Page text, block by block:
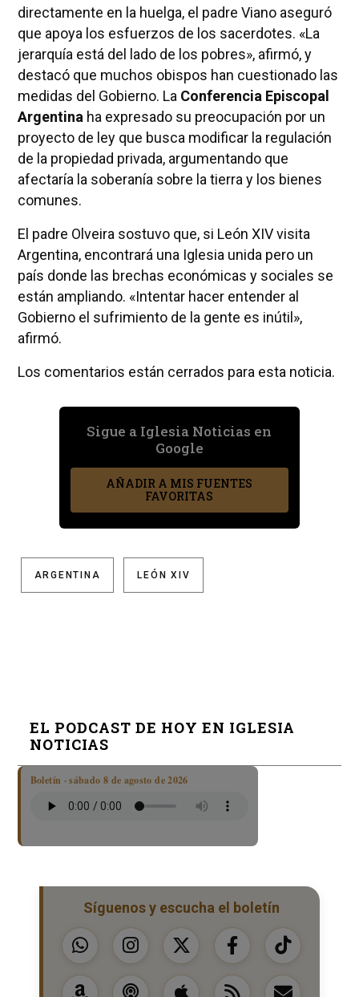
directamente en la huelga, el padre Viano aseguró
que apoya los esfuerzos de los sacerdotes. «La
jerarquía está del lado de los pobres», afirmó, y
destacó que muchos obispos han cuestionado las
medidas del Gobierno. La Conferencia Episcopal
Argentina ha expresado su preocupación por un
proyecto de ley que busca modificar la regulación
de la propiedad privada, argumentando que
afectaría la soberanía sobre la tierra y los bienes
comunes.
El padre Olveira sostuvo que, si León XIV visita
Argentina, encontrará una Iglesia unida pero un
país donde las brechas económicas y sociales se
están ampliando. «Intentar hacer entender al
Gobierno el sufrimiento de la gente es inútil»,
afirmó.
Los comentarios están cerrados para esta noticia.
Sigue a Iglesia Noticias en
Google
AÑADIR A MIS FUENTES
FAVORITAS
ARGENTINA LEÓN XIV
EL PODCAST DE HOY EN IGLESIA
NOTICIAS
Boletín · sábado 8 de agosto de 2026
Síguenos y escucha el boletín